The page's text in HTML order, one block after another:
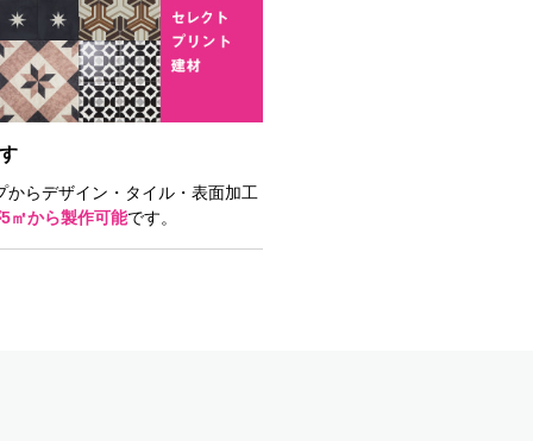
らデザイン・タイル・表面加工
㎡から製作可能です。